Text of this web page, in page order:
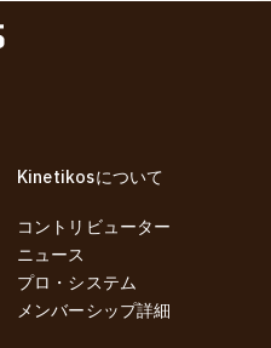
Kinetikosについて
コントリビューター
ニュース
プロ・システム
メンバーシップ詳細